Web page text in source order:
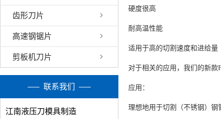
齿形刀片
高速钢锯片
剪板机刀片
联系我们
江南液压刀模具制造
硬度很高
耐高温性能
适用于高的切割速度和进给量
对于相关的应用，我们的新款
应用：
理想地用于切割（不锈钢）钢